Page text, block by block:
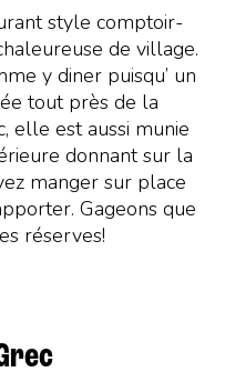
style comptoir-
de village.
y diner puisqu’ un
tout près de la
elle est aussi munie
donnant sur la
manger sur place
Gageons que
réserves!